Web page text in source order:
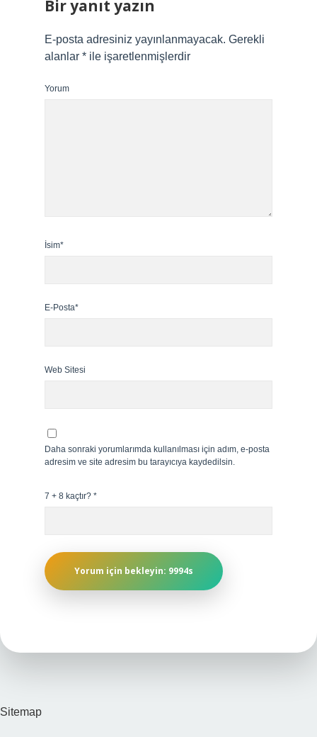
Bir yanıt yazın
E-posta adresiniz yayınlanmayacak. Gerekli
alanlar * ile işaretlenmişlerdir
Yorum
İsim*
E-Posta*
Web Sitesi
Daha sonraki yorumlarımda kullanılması için adım, e-posta
adresim ve site adresim bu tarayıcıya kaydedilsin.
7 + 8 kaçtır? *
Sitemap